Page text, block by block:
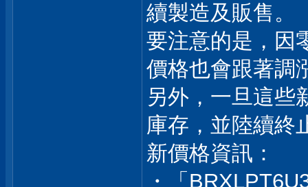
續製造及販售。
要注意的是，因
價格也會跟著調
另外，一旦這些
庫存，並陸續終
新價格資訊：
・「